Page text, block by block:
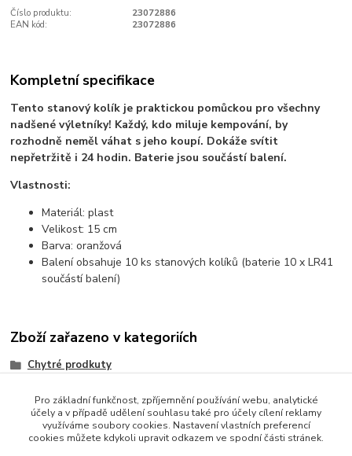
Číslo produktu:
23072886
EAN kód:
23072886
Kompletní specifikace
Tento stanový kolík je praktickou pomůckou pro všechny
nadšené výletníky! Každý, kdo miluje kempování, by
rozhodně neměl váhat s jeho koupí. Dokáže svítit
nepřetržitě i 24 hodin. Baterie jsou součástí balení.
Vlastnosti:
Materiál: plast
Velikost: 15 cm
Barva: oranžová
Balení obsahuje 10 ks stanových kolíků (baterie 10 x LR41
součástí balení)
Zboží zařazeno v kategoriích
Chytré prodkuty
Pro základní funkčnost, zpříjemnění používání webu, analytické
účely a v případě udělení souhlasu také pro účely cílení reklamy
využíváme soubory cookies. Nastavení vlastních preferencí
cookies můžete kdykoli upravit odkazem ve spodní části stránek.